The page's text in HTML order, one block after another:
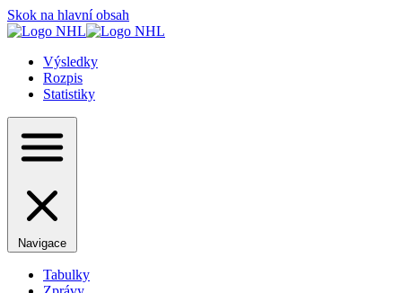
Skok na hlavní obsah
Výsledky
Rozpis
Statistiky
Navigace
Tabulky